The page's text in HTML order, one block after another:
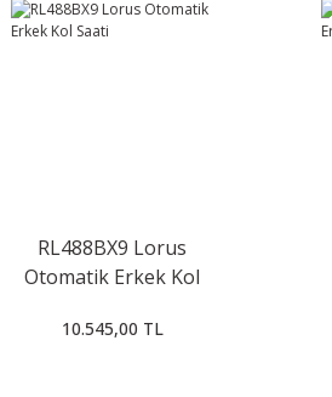
RL488BX9 Lorus
Otomatik Erkek Kol
10.545,00 TL